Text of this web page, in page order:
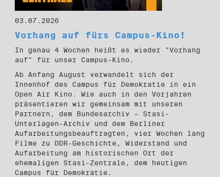
03.07.2026
Vorhang auf fürs Campus-Kino!
In genau 4 Wochen heißt es wieder "Vorhang
auf" für unser Campus-Kino.
Ab Anfang August verwandelt sich der
Innenhof des Campus für Demokratie in ein
Open Air Kino. Wie auch in den Vorjahren
präsentieren wir gemeinsam mit unseren
Partnern, dem Bundesarchiv – Stasi-
Unterlagen-Archiv und dem Berliner
Aufarbeitungsbeauftragten, vier Wochen lang
Filme zu DDR-Geschichte, Widerstand und
Aufarbeitung am historischen Ort der
ehemaligen Stasi-Zentrale, dem heutigen
Campus für Demokratie.